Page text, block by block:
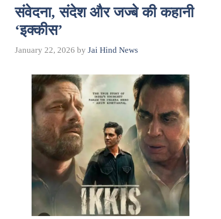
संवेदना, संदेश और जज्बे की कहानी
‘इक्कीस’
January 22, 2026 by Jai Hind News